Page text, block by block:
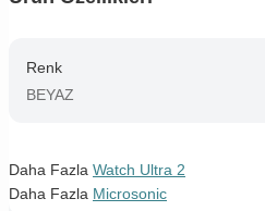
Renk
BEYAZ
Daha Fazla Watch Ultra 2
Daha Fazla Microsonic